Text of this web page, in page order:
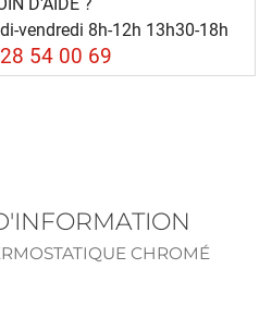
vendredi 8h-12h 13h30-18h
54 00 69
CHROMÉ